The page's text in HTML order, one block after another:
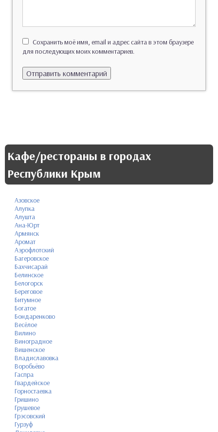
Сохранить моё имя, email и адрес сайта в этом браузере
для последующих моих комментариев.
Кафе/рестораны в городах
Республики Крым
Азовское
Алупка
Алушта
Ана-Юрт
Армянск
Аромат
Аэрофлотский
Багеровское
Бахчисарай
Белинское
Белогорск
Береговое
Битумное
Богатое
Бондаренково
Весёлое
Вилино
Виноградное
Вишенское
Владиславовка
Воробьёво
Гаспра
Гвардейское
Горностаевка
Гришино
Грушевое
Грэсовский
Гурзуф